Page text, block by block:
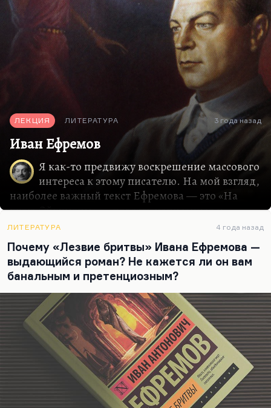
ЛЕКЦИЯ ЛИТЕРАТУРА 3 года назад
Иван Ефремов
Я как-то предвижу воскрешение массового
интереса к этому писателю. На мой взгляд,
наиболее важный текст Ефремова — это «На
краю Ойкумены» — повесть написанная и
напечатанная (во что невозможно поверить!) в
1953 году. Это история о том, что было
завещание некоего фараона, которое не
исполнили, и вместо него пришёл следующий
фараон, который стал истощать народ, который
везде насадил жрецов, который строил
колоссальные пирамиды и довёл до нищеты
население Египта. Если история о завещании
Ленина и о правлении Сталина вам ничего тем
самым не напоминает, то человек 1953 года всё
отлично понимал. И то, что Ефремов умудрился
это тогда написать — ребята, это, конечно,
совершенно грандиозное…
ЛИТЕРАТУРА 4 года назад
Почему «Лезвие бритвы» Ивана Ефремова —
выдающийся роман? Не кажется ли он вам
банальным и претенциозным?